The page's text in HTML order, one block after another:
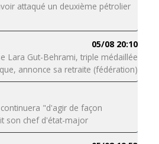
attaqué un deuxième pétrolier
05/08 20:10
Lara Gut-Behrami, triple médaillée
annonce sa retraite (fédération)
"d'agir de façon
son chef d'état-major